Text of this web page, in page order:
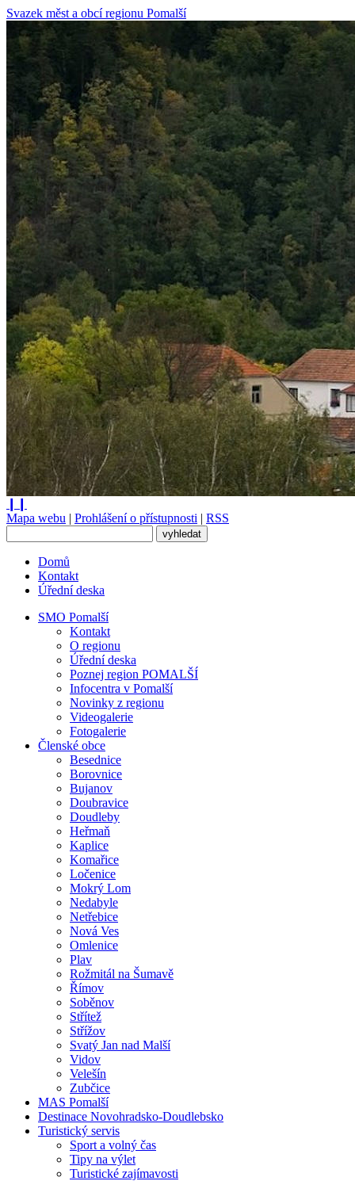
Svazek měst a obcí regionu Pomalší
Mapa webu | Prohlášení o přístupnosti | RSS
Domů
Kontakt
Úřední deska
SMO Pomalší
Kontakt
O regionu
Úřední deska
Poznej region POMALŠÍ
Infocentra v Pomalší
Novinky z regionu
Videogalerie
Fotogalerie
Členské obce
Besednice
Borovnice
Bujanov
Doubravice
Doudleby
Heřmaň
Kaplice
Komařice
Ločenice
Mokrý Lom
Nedabyle
Netřebice
Nová Ves
Omlenice
Plav
Rožmitál na Šumavě
Římov
Soběnov
Střítež
Střížov
Svatý Jan nad Malší
Vidov
Velešín
Zubčice
MAS Pomalší
Destinace Novohradsko-Doudlebsko
Turistický servis
Sport a volný čas
Tipy na výlet
Turistické zajímavosti